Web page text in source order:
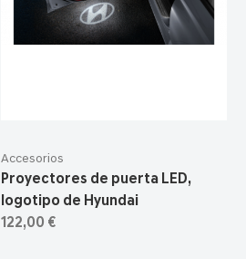
Accesorios
Proyectores de puerta LED,
logotipo de Hyundai
122,00 €